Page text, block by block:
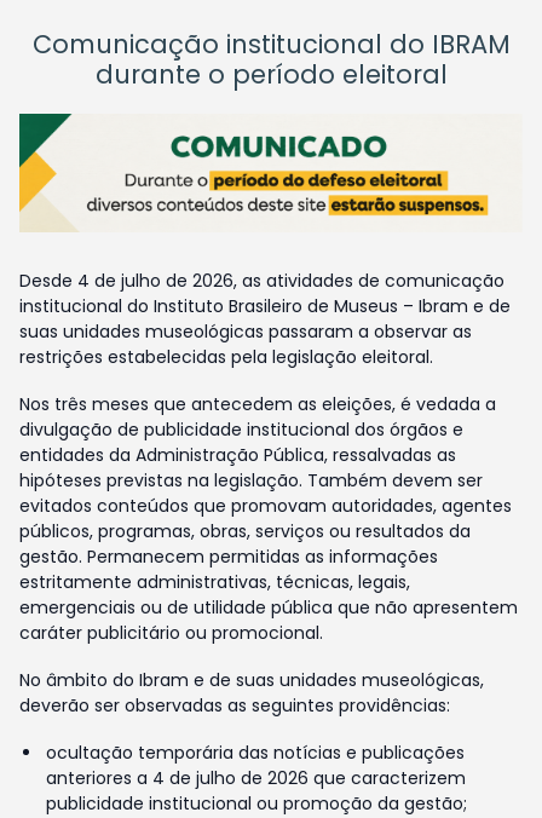
Comunicação institucional do IBRAM
durante o período eleitoral
Desde 4 de julho de 2026, as atividades de comunicação
institucional do Instituto Brasileiro de Museus – Ibram e de
suas unidades museológicas passaram a observar as
restrições estabelecidas pela legislação eleitoral.
Nos três meses que antecedem as eleições, é vedada a
divulgação de publicidade institucional dos órgãos e
entidades da Administração Pública, ressalvadas as
hipóteses previstas na legislação. Também devem ser
evitados conteúdos que promovam autoridades, agentes
públicos, programas, obras, serviços ou resultados da
gestão. Permanecem permitidas as informações
estritamente administrativas, técnicas, legais,
emergenciais ou de utilidade pública que não apresentem
caráter publicitário ou promocional.
No âmbito do Ibram e de suas unidades museológicas,
deverão ser observadas as seguintes providências:
ocultação temporária das notícias e publicações
anteriores a 4 de julho de 2026 que caracterizem
publicidade institucional ou promoção da gestão;